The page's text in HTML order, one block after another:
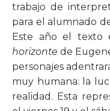
trabajo de
para el alumnado
Este año el texto
horizonte de
personajes
muy humana: la
realidad. Esta